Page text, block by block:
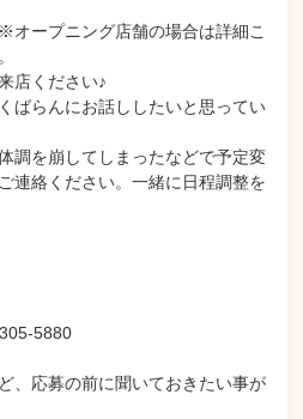
オープニング店舗の場合は詳細こ
店ください♪
ばらんにお話ししたいと思ってい
調を崩してしまったなどで予定変
連絡ください。一緒に日程調整を
5880
、応募の前に聞いておきたい事が